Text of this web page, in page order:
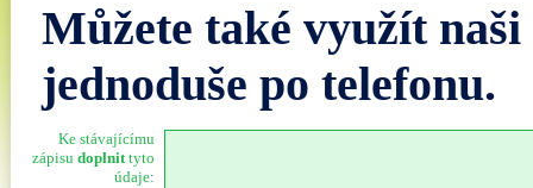
Můžete také využít
jednoduše po telefonu.
Ke stávajícímu
zápisu doplnittyto
údaje: